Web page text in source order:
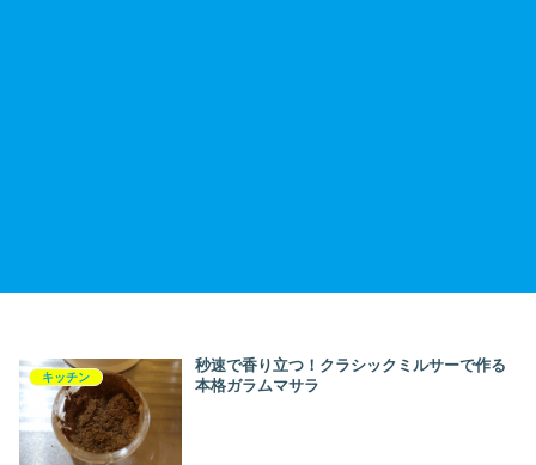
キッチン
秒速で香り立つ！クラシックミルサーで作る
本格ガラムマサラ